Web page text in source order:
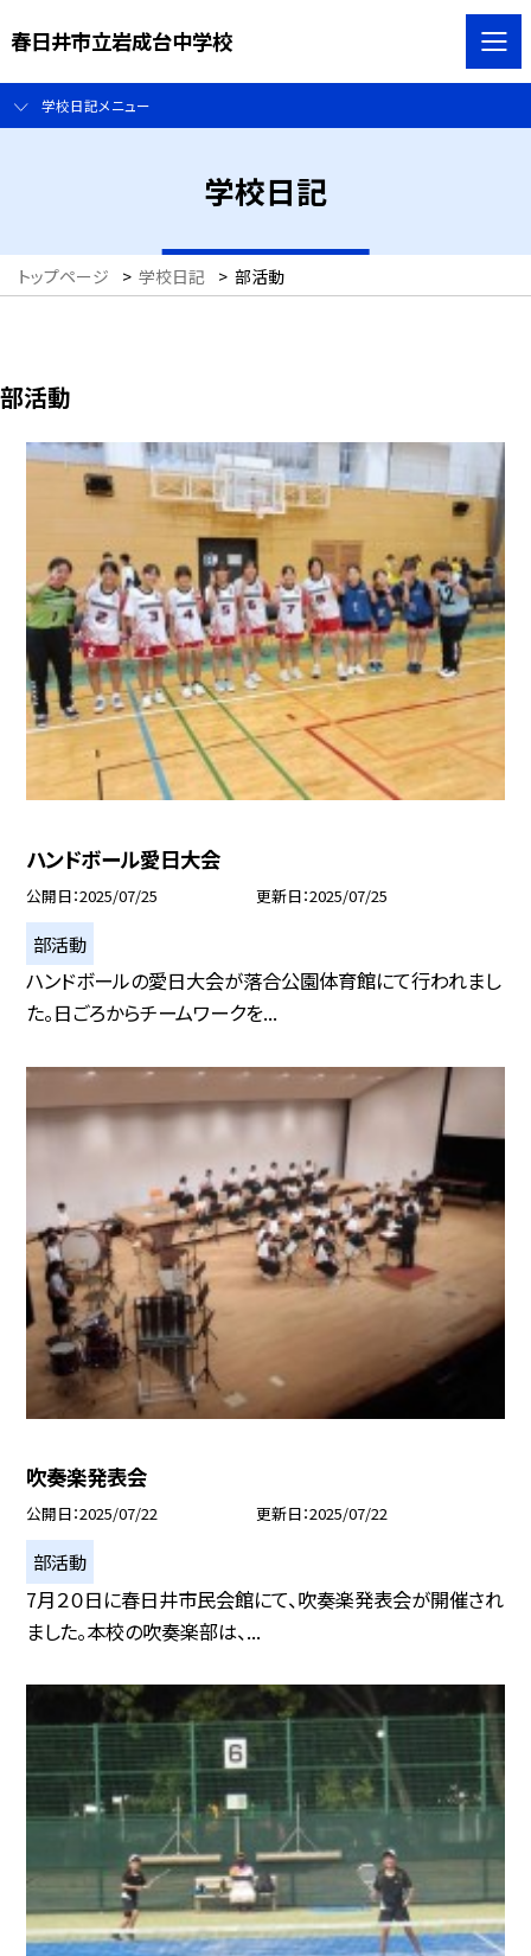
春日井市立岩成台中学校
学校日記メニュー
学校日記
トップページ > 学校日記 > 部活動
部活動
ハンドボール愛日大会
公開日 2025/07/25 更新日 2025/07/25
部活動
ハンドボールの愛日大会が落合公園体育館にて行われまし
た。日ごろからチームワークを...
吹奏楽発表会
公開日 2025/07/22 更新日 2025/07/22
部活動
7月２０日に春日井市民会館にて、吹奏楽発表会が開催され
ました。本校の吹奏楽部は、...